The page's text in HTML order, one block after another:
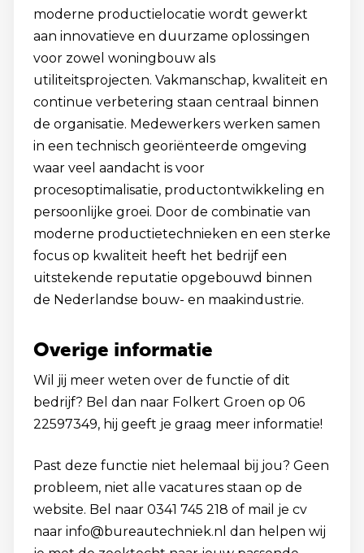
moderne productielocatie wordt gewerkt
aan innovatieve en duurzame oplossingen
voor zowel woningbouw als
utiliteitsprojecten. Vakmanschap, kwaliteit en
continue verbetering staan centraal binnen
de organisatie. Medewerkers werken samen
in een technisch georiënteerde omgeving
waar veel aandacht is voor
procesoptimalisatie, productontwikkeling en
persoonlijke groei. Door de combinatie van
moderne productietechnieken en een sterke
focus op kwaliteit heeft het bedrijf een
uitstekende reputatie opgebouwd binnen
de Nederlandse bouw- en maakindustrie.
Overige informatie
Wil jij meer weten over de functie of dit
bedrijf? Bel dan naar Folkert Groen op 06
22597349, hij geeft je graag meer informatie!
Past deze functie niet helemaal bij jou? Geen
probleem, niet alle vacatures staan op de
website. Bel naar 0341 745 218 of mail je cv
naar info@bureautechniek.nl dan helpen wij